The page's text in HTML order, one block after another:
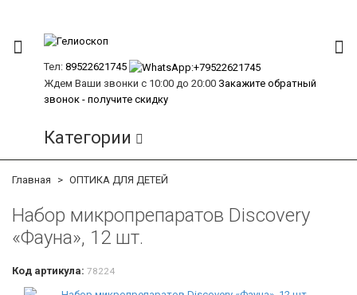
Тел: 89522621745
Ждем Ваши звонки с 10:00 до 20:00 Закажите обратный
звонок - получите скидку
Категории
Главная ОПТИКА ДЛЯ ДЕТЕЙ
Набор микропрепаратов Discovery
«Фауна», 12 шт.
Код артикула: 78224